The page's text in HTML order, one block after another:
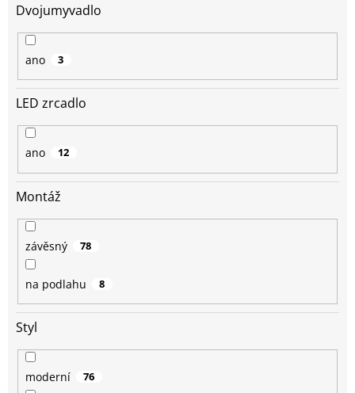
Dvojumyvadlo
ano 3
LED zrcadlo
ano 12
Montáž
závěsný 78
na podlahu 8
Styl
moderní 76